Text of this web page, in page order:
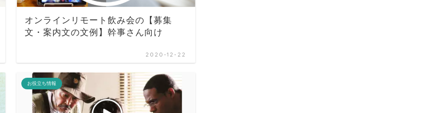
オンラインリモート飲み会の【募集
文・案内文の文例】幹事さん向け
2020-12-22
お役立ち情報